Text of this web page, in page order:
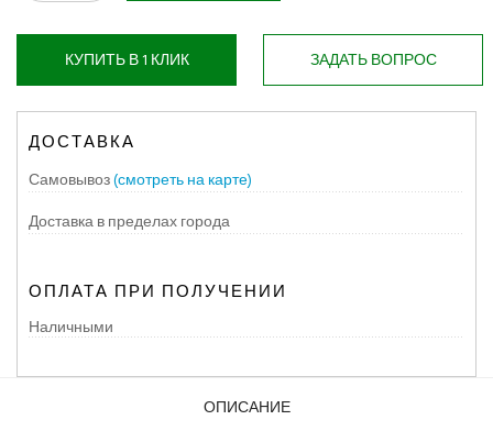
КУПИТЬ В 1 КЛИК ЗАДАТЬ ВОПРОС
ДОСТАВКА
Самовывоз(смотреть на карте)
Доставка в пределах города
ОПЛАТА ПРИ ПОЛУЧЕНИИ
Наличными
ОПИСАНИЕ